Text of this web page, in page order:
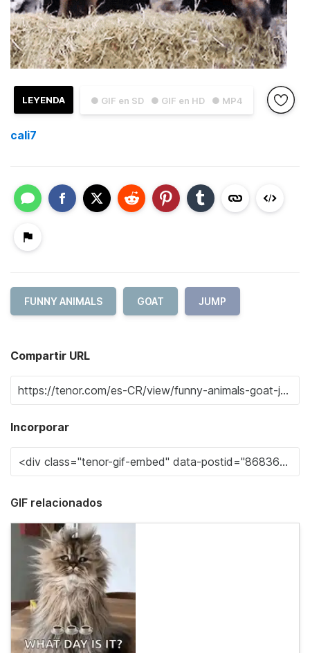
● GIF en SD ● GIF en HD ● MP4
LEYENDA
cali7
FUNNY ANIMALS GOAT JUMP
Compartir URL
Incorporar
GIF relacionados